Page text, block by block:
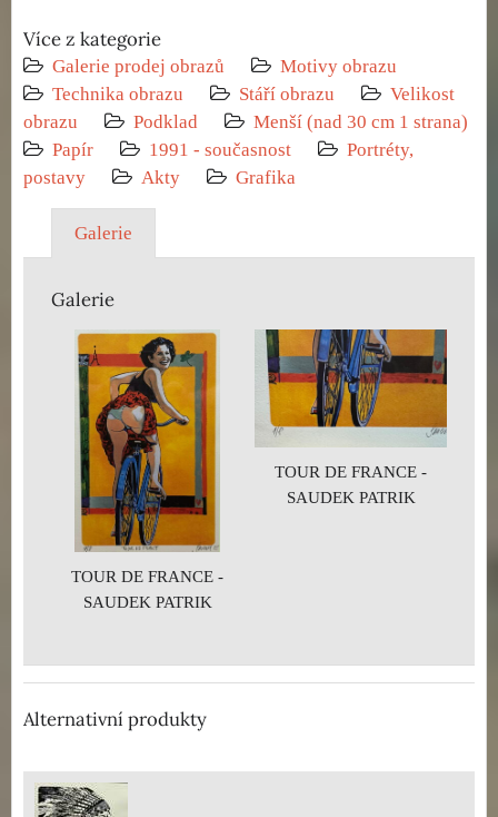
Více z kategorie
Galerie prodej obrazů
Motivy obrazu
Technika obrazu
Stáří obrazu
Velikost
obrazu
Podklad
Menší (nad 30 cm 1 strana)
Papír
1991 - současnost
Portréty,
postavy
Akty Grafika
Galerie
Galerie
TOUR DE FRANCE -
SAUDEK PATRIK
TOUR DE FRANCE -
SAUDEK PATRIK
Alternativní produkty